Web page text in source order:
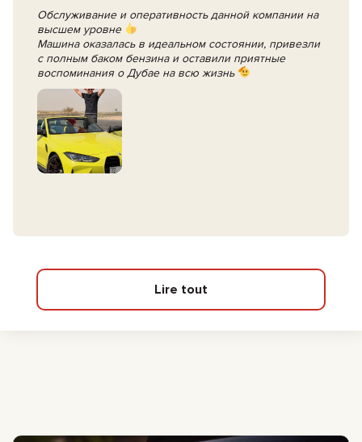
Обслуживание и оперативность данной компании на
высшем уровне
Машина оказалась в идеальном состоянии, привезли
с полным баком бензина и оставили приятные
воспоминания о Дубае на всю жизнь
Lire tout